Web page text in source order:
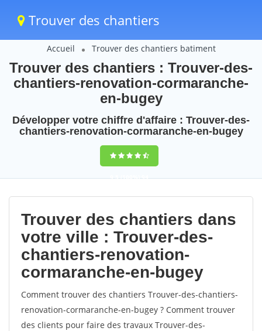
Trouver des chantiers
Accueil Trouver des chantiers batiment
Trouver des chantiers : Trouver-des-
chantiers-renovation-cormaranche-
en-bugey
Développer votre chiffre d'affaire : Trouver-des-
chantiers-renovation-cormaranche-en-bugey
9,5(100%)94
votes
Trouver des chantiers dans
votre ville : Trouver-des-
chantiers-renovation-
cormaranche-en-bugey
Comment trouver des chantiers Trouver-des-chantiers-
renovation-cormaranche-en-bugey ? Comment trouver
des clients pour faire des travaux Trouver-des-